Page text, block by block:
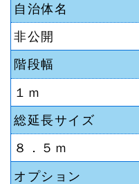
自治体名
非公開
階段幅
１ｍ
総延長サイズ
８．５ｍ
オプション